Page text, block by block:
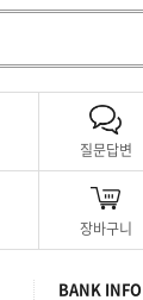
질문답변
장바구니
BANK INFO